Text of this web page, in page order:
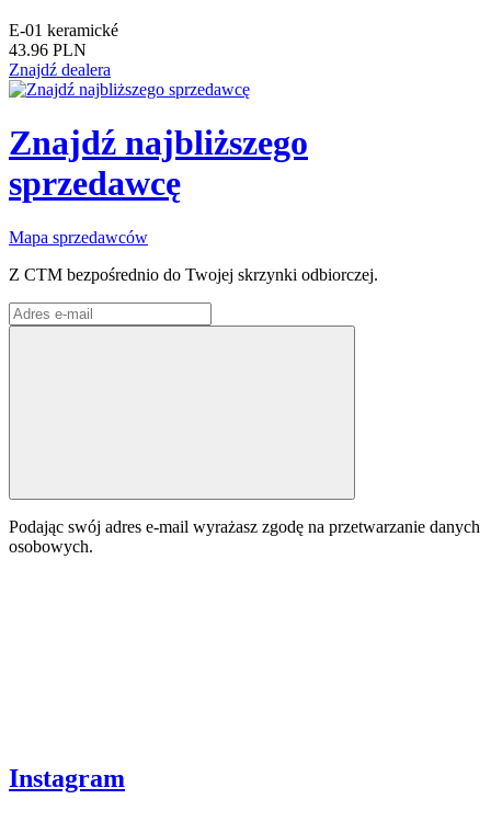
E-01 keramické
43.96 PLN
Znajdź dealera
Znajdź najbliższego
sprzedawcę
Mapa sprzedawców
Z CTM bezpośrednio do Twojej skrzynki odbiorczej.
Podając swój adres e-mail wyrażasz zgodę na przetwarzanie danych
osobowych.
Instagram